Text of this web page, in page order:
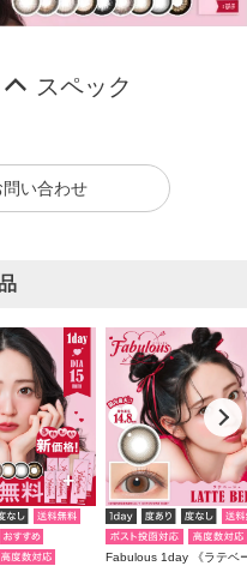
スペック
い合わせ
Fabulous 1day 《ラテベ